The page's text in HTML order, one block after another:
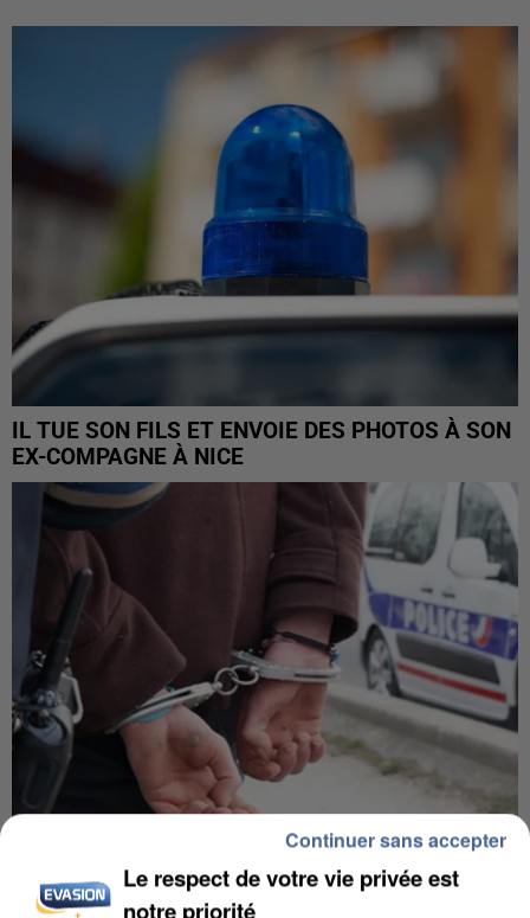
IL TUE SON FILS ET ENVOIE DES PHOTOS À SON
EX-COMPAGNE À NICE
L’UN DES FONDATEURS SUPPOSÉS DE LA DZ
MAFIA INTERPELLÉ EN ALGÉRIE
Le respect de votre vie privée est
notre priorité
Continuer sans accepter